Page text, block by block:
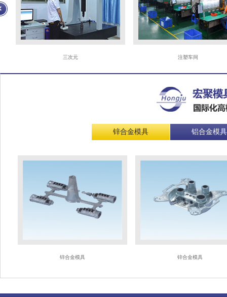
注塑车间
锌合金模具 铝合金模具
锌合金模具 锌合金模具